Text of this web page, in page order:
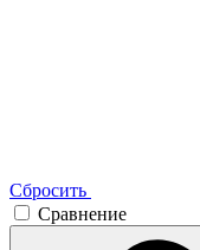
Сбросить
Сравнение